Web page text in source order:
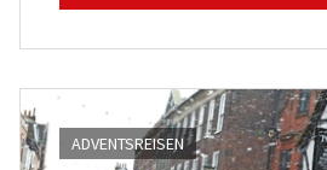
ADVENTSREISEN